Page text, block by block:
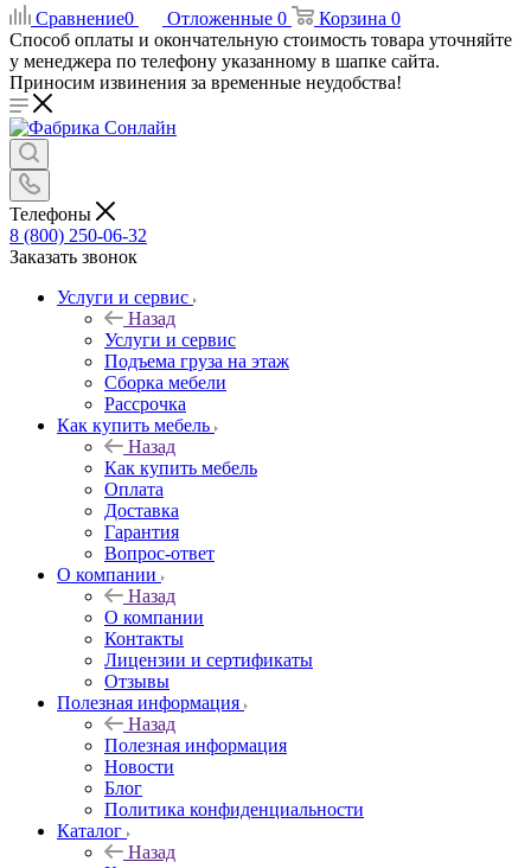
Сравнение0 Отложенные 0 Корзина 0
Способ оплаты и окончательную стоимость товара уточняйте
у менеджера по телефону указанному в шапке сайта.
Приносим извинения за временные неудобства!
Телефоны
8 (800) 250-06-32
Заказать звонок
Услуги и сервис
Назад
Услуги и сервис
Подъема груза на этаж
Сборка мебели
Рассрочка
Как купить мебель
Назад
Как купить мебель
Оплата
Доставка
Гарантия
Вопрос-ответ
О компании
Назад
О компании
Контакты
Лицензии и сертификаты
Отзывы
Полезная информация
Назад
Полезная информация
Новости
Блог
Политика конфиденциальности
Каталог
Назад